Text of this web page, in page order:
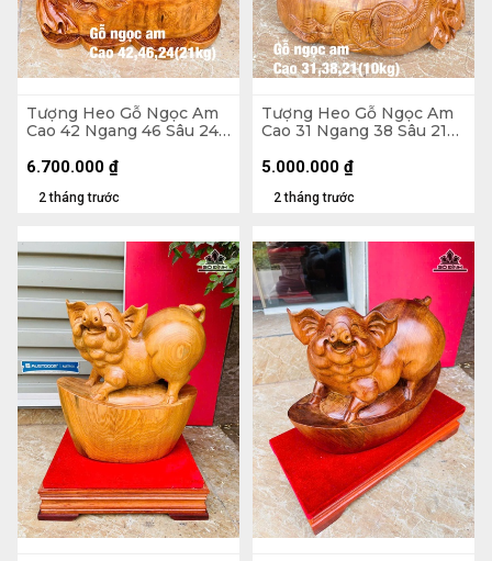
Tượng Heo Gỗ Ngọc Am
Cao 42 Ngang 46 Sâu 24
2 tháng trước
6.700.000 ₫
Tượng Heo Gỗ Ngọc Am
Cao 31 Ngang 38 Sâu 21
2 tháng trước
5.000.000 ₫